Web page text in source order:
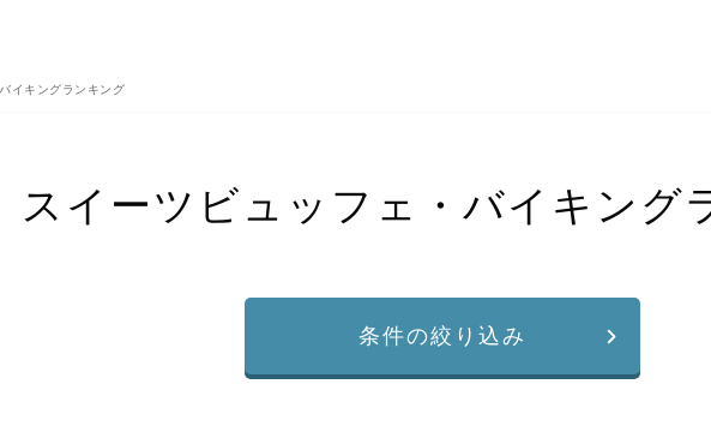
イキングランキング
スイーツビュッフェ・バイキング
条件の絞り込み